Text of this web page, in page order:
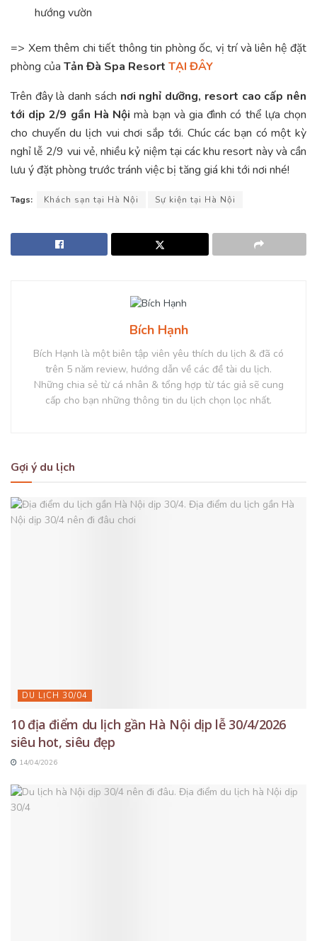
hướng vườn
=> Xem thêm chi tiết thông tin phòng ốc, vị trí và liên hệ đặt
phòng của Tản Đà Spa Resort TẠI ĐÂY
Trên đây là danh sách nơi nghỉ dưỡng, resort cao cấp nên
tới dịp 2/9 gần Hà Nội mà bạn và gia đình có thể lựa chọn
cho chuyến du lịch vui chơi sắp tới. Chúc các bạn có một kỳ
nghỉ lễ 2/9 vui vẻ, nhiều kỷ niệm tại các khu resort này và cần
lưu ý đặt phòng trước tránh việc bị tăng giá khi tới nơi nhé!
Tags: Khách sạn tại Hà Nội Sự kiện tại Hà Nội
Bích Hạnh
Bích Hạnh là một biên tập viên yêu thích du lịch & đã có
trên 5 năm review, hướng dẫn về các đề tài du lịch.
Những chia sẻ từ cá nhân & tổng hợp từ tác giả sẽ cung
cấp cho bạn những thông tin du lịch chọn lọc nhất.
Gợi ý du lịch
DU LỊCH 30/04
10 địa điểm du lịch gần Hà Nội dịp lễ 30/4/2026
siêu hot, siêu đẹp
14/04/2026